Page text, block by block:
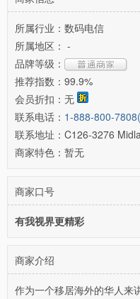
所属行业： 数码电信
所属地区： -
品牌等级：
推荐指数： 99.9%
会员折扣： 无
联系电话： 1-888-800-
联系地址： C126-3276
商家特色： 暂无
商家口号
有我视界更精彩
商家介绍
作为一个移居海外的华人来